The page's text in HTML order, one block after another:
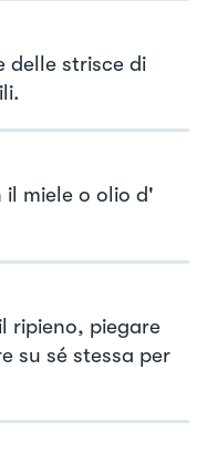
delle strisce di
il miele o olio d'
ripieno, piegare
su sé stessa per